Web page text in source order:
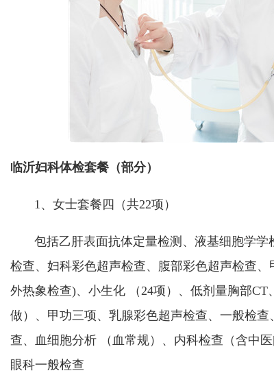
临沂妇科体检套餐（部分）
1、女士套餐四（共22项）
包括乙肝表面抗体定量检测、液基细胞学学
检查、妇科彩色超声检查、腹部彩色超声检查
外热象检查)、小生化 （24项）、低剂量胸部
做）、甲功三项、乳腺彩色超声检查、一般检
查、血细胞分析 （血常规）、内科检查（含中
眼科一般检查